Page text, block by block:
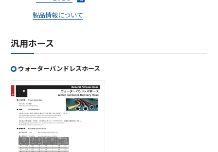
製品情報について
汎用ホース
ウォーターバンドレスホース